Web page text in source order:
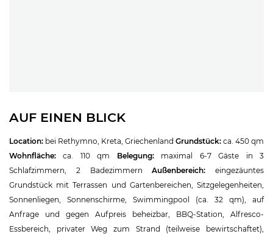
AUF EINEN BLICK
Location: bei Rethymno, Kreta, Griechenland Grundstück: ca. 450 qm
Wohnfläche: ca. 110 qm Belegung:maximal 6-7 Gäste in 3
Schlafzimmern, 2 BadezimmernAußenbereich: eingezäuntes
Grundstück mit Terrassen und Gartenbereichen, Sitzgelegenheiten,
Sonnenliegen, Sonnenschirme, Swimmingpool (ca. 32 qm), auf
Anfrage und gegen Aufpreis beheizbar, BBQ-Station, Alfresco-
Essbereich, privater Weg zum Strand (teilweise bewirtschaftet),